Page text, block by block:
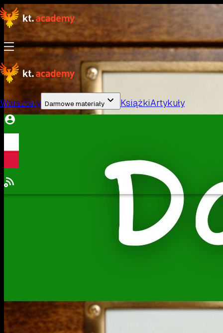
Warsztaty Darmowe materiały KsiążkiArtykuły